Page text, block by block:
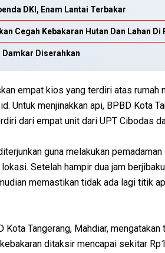
DKI, Enam Lantai Terbakar
Cegah Kebakaran Hutan Dan Lahan Di
Diserahkan
empat kios yang terdiri atas
Untuk menjinakkan api, BPBD Kota
dari empat unit dari UPT Cibodas
guna melakukan
Setelah hampir dua jam
memastikan tidak ada lagi titik
Kota Tangerang, Mahdiar,
ditaksir mencapai sekitar